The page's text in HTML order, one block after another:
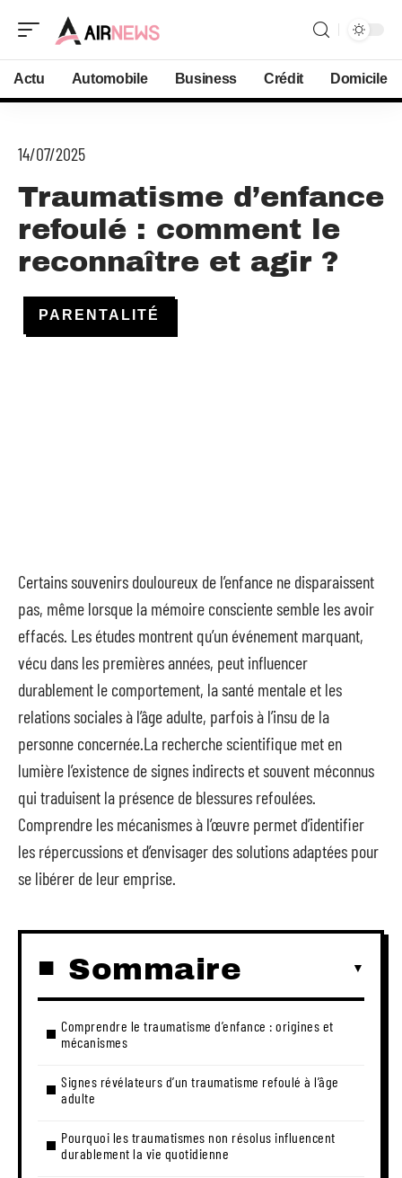
Actu Automobile Business Crédit Domicile
14/07/2025
Traumatisme d’enfance
refoulé : comment le
reconnaître et agir ?
PARENTALITÉ
Certains souvenirs douloureux de l’enfance ne disparaissent
pas, même lorsque la mémoire consciente semble les avoir
effacés. Les études montrent qu’un événement marquant,
vécu dans les premières années, peut influencer
durablement le comportement, la santé mentale et les
relations sociales à l’âge adulte, parfois à l’insu de la
personne concernée.La recherche scientifique met en
lumière l’existence de signes indirects et souvent méconnus
qui traduisent la présence de blessures refoulées.
Comprendre les mécanismes à l’œuvre permet d’identifier
les répercussions et d’envisager des solutions adaptées pour
se libérer de leur emprise.
Sommaire
Comprendre le traumatisme d’enfance : origines et
mécanismes
Signes révélateurs d’un traumatisme refoulé à l’âge
adulte
Pourquoi les traumatismes non résolus influencent
durablement la vie quotidienne